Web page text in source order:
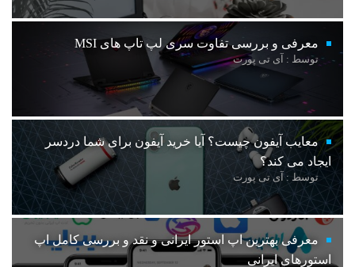
معرفی و بررسی تفاوت سری لپ تاپ های MSI
توسط : آی تی پورت
معایب آیفون چیست؟ آیا خرید آیفون برای شما دردسر
ایجاد می کند؟
توسط : آی تی پورت
معرفی بهترین اپ استور ایرانی و نقد و بررسی کامل اپ
استورهای ایرانی